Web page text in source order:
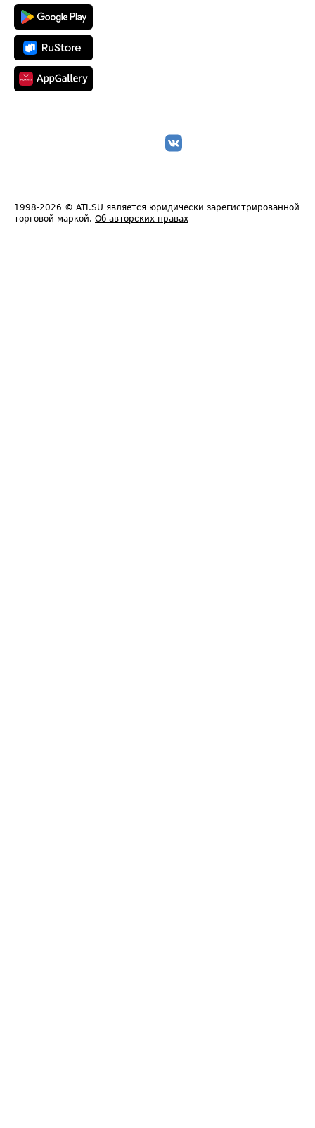
1998-2026 © ATI.SU является юридически зарегистрированной
торговой маркой. Об авторских правах